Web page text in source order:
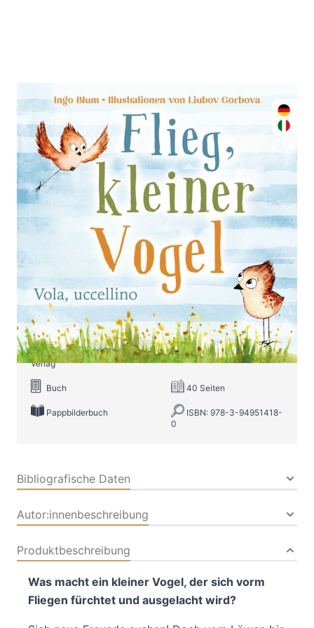
Flieg, kleiner Vogel. - Vola,
uccellino.
Zur Wunschliste hinzufügen
Spielerisch Italienisch lernen. Kinderbuch ab 3
Jahren mit einer Tiergeschichte auf Deutsch und
Italienisch. Geeignet für Kita, Grundschule und zu
Hause!
Ingo Blum
Verlag: Kleine Leute
Verlag
11.02.2026
Buch 40 Seiten
Pappbilderbuch
ISBN: 978-3-94951418-
0
Bibliografische Daten
Autor:innenbeschreibung
Produktbeschreibung
Was macht ein kleiner Vogel, der sich vorm
Fliegen fürchtet und ausgelacht wird?